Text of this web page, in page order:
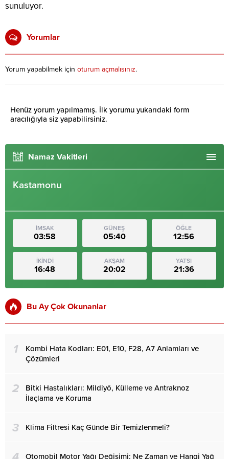
sunuluyor.
Yorumlar
Yorum yapabilmek için oturum açmalısınız.
Henüz yorum yapılmamış. İlk yorumu yukarıdaki form
aracılığıyla siz yapabilirsiniz.
Namaz Vakitleri
Kastamonu
İMSAK
03:58
GÜNEŞ
05:40
ÖĞLE
12:56
İKİNDİ
16:48
AKŞAM
20:02
YATSI
21:36
Bu Ay Çok Okunanlar
1
Kombi Hata Kodları: E01, E10, F28, A7 Anlamları ve
Çözümleri
2
Bitki Hastalıkları: Mildiyö, Külleme ve Antraknoz
İlaçlama ve Koruma
3 Klima Filtresi Kaç Günde Bir Temizlenmeli?
Otomobil Motor Yağı Değişimi: Ne Zaman ve Hangi Yağ